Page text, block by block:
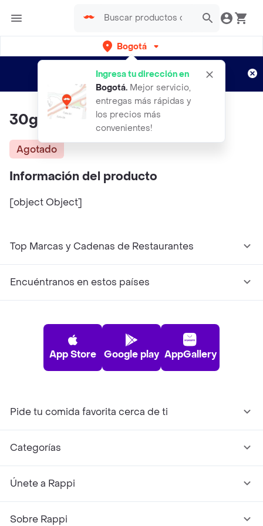
Bogotá
Ingresa tu dirección en
Bogotá. Mejor servicio,
entregas más rápidas y
los precios más
convenientes!
envíos gratis por semanas
Aplican TyC
30g Comino Molido
Agotado
Información del producto
[object Object]
Top Marcas y Cadenas de Restaurantes
Encuéntranos en estos países
App Store Google play AppGallery
Pide tu comida favorita cerca de ti
Categorías
Únete a Rappi
Sobre Rappi